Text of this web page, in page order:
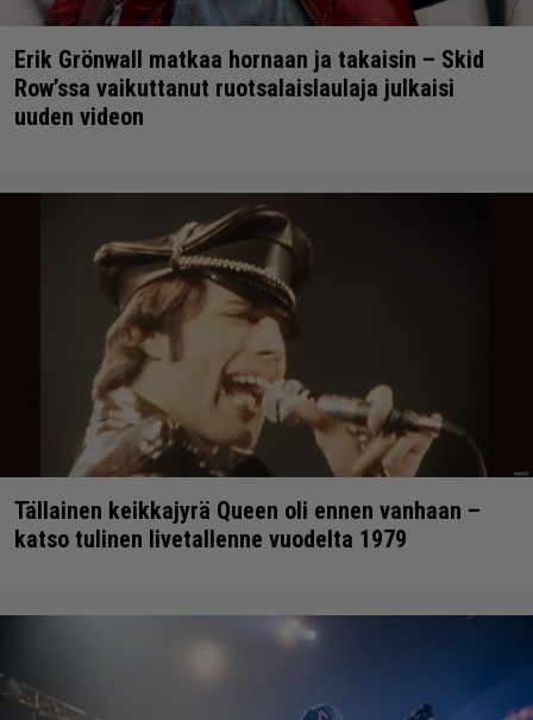
Erik Grönwall matkaa hornaan ja takaisin – Skid
Row’ssa vaikuttanut ruotsalaislaulaja julkaisi
uuden videon
Tällainen keikkajyrä Queen oli ennen vanhaan –
katso tulinen livetallenne vuodelta 1979